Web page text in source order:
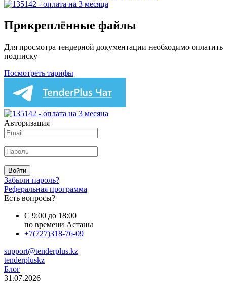
Прикреплённые файлы
Для просмотра тендерной документации необходимо оплатить
подписку
Посмотреть тарифы
Авторизация
Войти
Забыли пароль?
Реферальная программа
Есть вопросы?
С 9:00 до 18:00
по времени Астаны
+7(727)318-76-09
support@tenderplus.kz
tenderpluskz
Блог
31.07.2026